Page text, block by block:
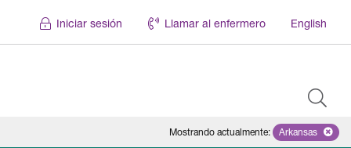
Iniciar sesión Llamar al enfermero English
Mostrando actualmente: Remove
Arkansas